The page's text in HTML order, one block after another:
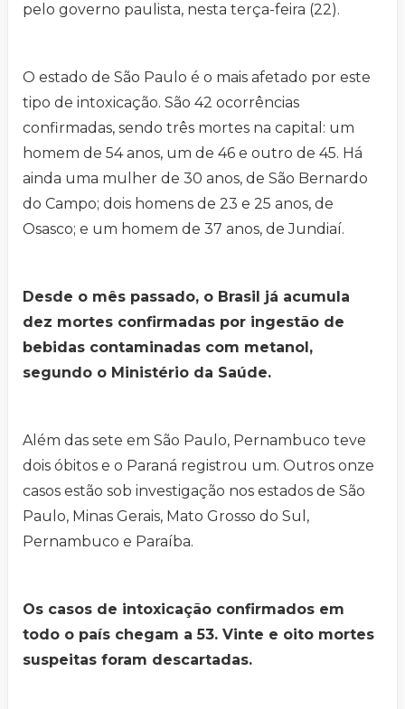
pelo governo paulista, nesta terça-feira (22).
O estado de São Paulo é o mais afetado por este
tipo de intoxicação. São 42 ocorrências
confirmadas, sendo três mortes na capital: um
homem de 54 anos, um de 46 e outro de 45. Há
ainda uma mulher de 30 anos, de São Bernardo
do Campo; dois homens de 23 e 25 anos, de
Osasco; e um homem de 37 anos, de Jundiaí.
Desde o mês passado, o Brasil já acumula
dez mortes confirmadas por ingestão de
bebidas contaminadas com metanol,
segundo o Ministério da Saúde.
Além das sete em São Paulo, Pernambuco teve
dois óbitos e o Paraná registrou um. Outros onze
casos estão sob investigação nos estados de São
Paulo, Minas Gerais, Mato Grosso do Sul,
Pernambuco e Paraíba.
Os casos de intoxicação confirmados em
todo o país chegam a 53. Vinte e oito mortes
suspeitas foram descartadas.